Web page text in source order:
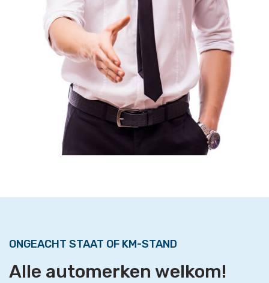
ONGEACHT STAAT OF KM-STAND
Alle automerken welkom!